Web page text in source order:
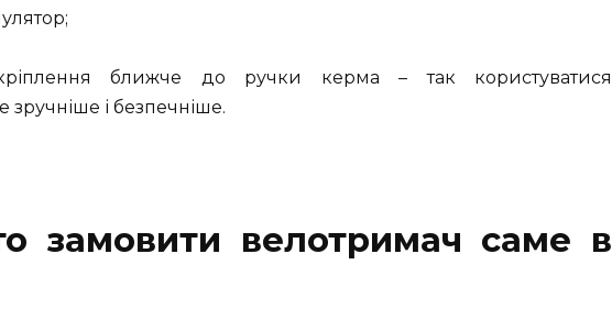
ближче до ручки керма – так користуватися
і безпечніше.
замовити велотримач саме в